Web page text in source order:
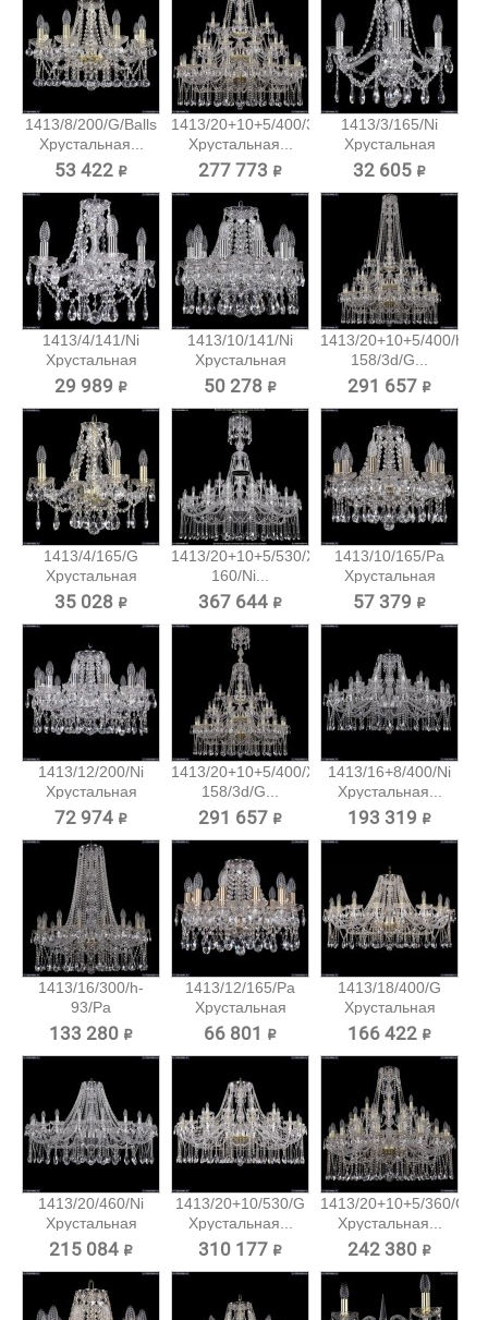
1413/8/200/G/Balls
Хрустальная...
53 422 ₽
1413/20+10+5/400/3d/G
Хрустальная...
277 773 ₽
1413/3/165/Ni
Хрустальная
подвесная...
32 605 ₽
1413/4/141/Ni
Хрустальная
подвесная...
29 989 ₽
1413/10/141/Ni
Хрустальная
подвесная...
50 278 ₽
1413/20+10+5/400/h-
158/3d/G...
291 657 ₽
1413/4/165/G
Хрустальная
подвесная...
35 028 ₽
1413/20+10+5/530/XL-
160/Ni...
367 644 ₽
1413/10/165/Pa
Хрустальная
подвесная...
57 379 ₽
1413/12/200/Ni
Хрустальная
подвесная...
72 974 ₽
1413/20+10+5/400/XL-
158/3d/G...
291 657 ₽
1413/16+8/400/Ni
Хрустальная...
193 319 ₽
1413/16/300/h-
93/Pa
Хрустальная...
133 280 ₽
1413/12/165/Pa
Хрустальная
подвесная...
66 801 ₽
1413/18/400/G
Хрустальная
подвесная...
166 422 ₽
1413/20/460/Ni
Хрустальная
подвесная...
215 084 ₽
1413/20+10/530/G
Хрустальная...
310 177 ₽
1413/20+10+5/360/G
Хрустальная...
242 380 ₽